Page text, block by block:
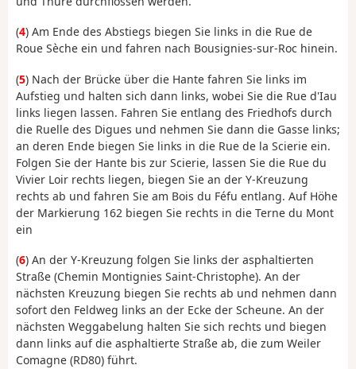
(4) Am Ende des Abstiegs biegen Sie links in die Rue de
Roue Sèche ein und fahren nach Bousignies-sur-Roc hinein.
(5) Nach der Brücke über die Hante fahren Sie links im
Aufstieg und halten sich dann links, wobei Sie die Rue d'Iau
links liegen lassen. Fahren Sie entlang des Friedhofs durch
die Ruelle des Digues und nehmen Sie dann die Gasse links;
an deren Ende biegen Sie links in die Rue de la Scierie ein.
Folgen Sie der Hante bis zur Scierie, lassen Sie die Rue du
Vivier Loir rechts liegen, biegen Sie an der Y-Kreuzung
rechts ab und fahren Sie am Bois du Féfu entlang. Auf Höhe
der Markierung 162 biegen Sie rechts in die Terne du Mont
ein
(6) An der Y-Kreuzung folgen Sie links der asphaltierten
Straße (Chemin Montignies Saint-Christophe). An der
nächsten Kreuzung biegen Sie rechts ab und nehmen dann
sofort den Feldweg links an der Ecke der Scheune. An der
nächsten Weggabelung halten Sie sich rechts und biegen
dann links auf die asphaltierte Straße ab, die zum Weiler
Comagne (RD80) führt.